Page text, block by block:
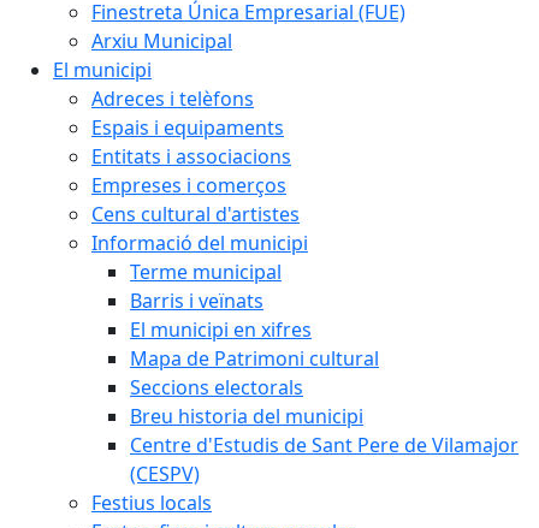
Finestreta Única Empresarial (FUE)
Arxiu Municipal
El municipi
Adreces i telèfons
Espais i equipaments
Entitats i associacions
Empreses i comerços
Cens cultural d'artistes
Informació del municipi
Terme municipal
Barris i veïnats
El municipi en xifres
Mapa de Patrimoni cultural
Seccions electorals
Breu historia del municipi
Centre d'Estudis de Sant Pere de Vilamajor
(CESPV)
Festius locals